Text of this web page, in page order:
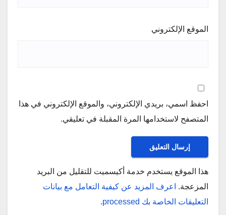
الموقع الإلكتروني
احفظ اسمي، بريدي الإلكتروني، والموقع الإلكتروني في هذا
المتصفح لاستخدامها المرة المقبلة في تعليقي.
هذا الموقع يستخدم خدمة أكيسميت للتقليل من البريد
المزعجة.
اعرف المزيد عن كيفية التعامل مع بيانات
التعليقات الخاصة بك processed
.